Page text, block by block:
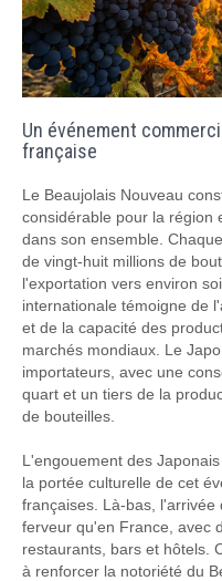
Un événement
française
Le Beaujolais Nouveau
considérable pour la région
dans son ensemble.
de vingt-huit millions de
l'exportation vers environ
internationale témoigne de
et de la capacité des
marchés mondiaux. Le
importateurs, avec une
quart et un tiers de la
de bouteilles.
L'engouement des
la portée culturelle de cet
françaises. Là-bas, l'arrivée
ferveur qu'en France, avec
restaurants, bars et hôtels.
à renforcer la notoriété du